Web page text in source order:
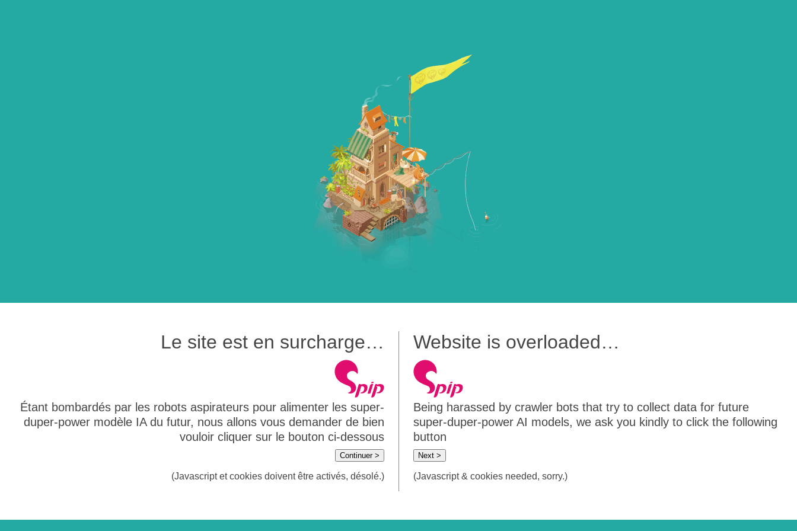
Le site est en surcharge…
Étant bombardés par les robots aspirateurs pour alimenter les super-
duper-power modèle IA du futur, nous allons vous demander de bien
vouloir cliquer sur le bouton ci-dessous
Continuer >
(Javascript et cookies doivent être activés, désolé.)
Website is overloaded…
Being harassed by crawler bots that try to collect data for future
super-duper-power AI models, we ask you kindly to click the following
button
Next >
(Javascript & cookies needed, sorry.)